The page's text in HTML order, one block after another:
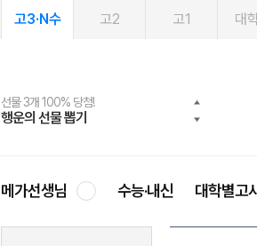
고3·N수 고2 고1 대
선물 3개 100% 당첨!
행운의 선물 뽑기
선물 100% 증정!
메가스터디 X 올리브
여름방학 스터디 캐시백
메가런 썸머스쿨
2027 러셀 단과
강사 공개선발
스마트러닝앱
설문 EVENT
메가패스
3일 무료 체험권
메가패스 수강생 무료혜택!
메가클럽 멤버십
사회공헌 캠페인
희망이룸 메가나눔
메가선생님 수능·내신 대학별고